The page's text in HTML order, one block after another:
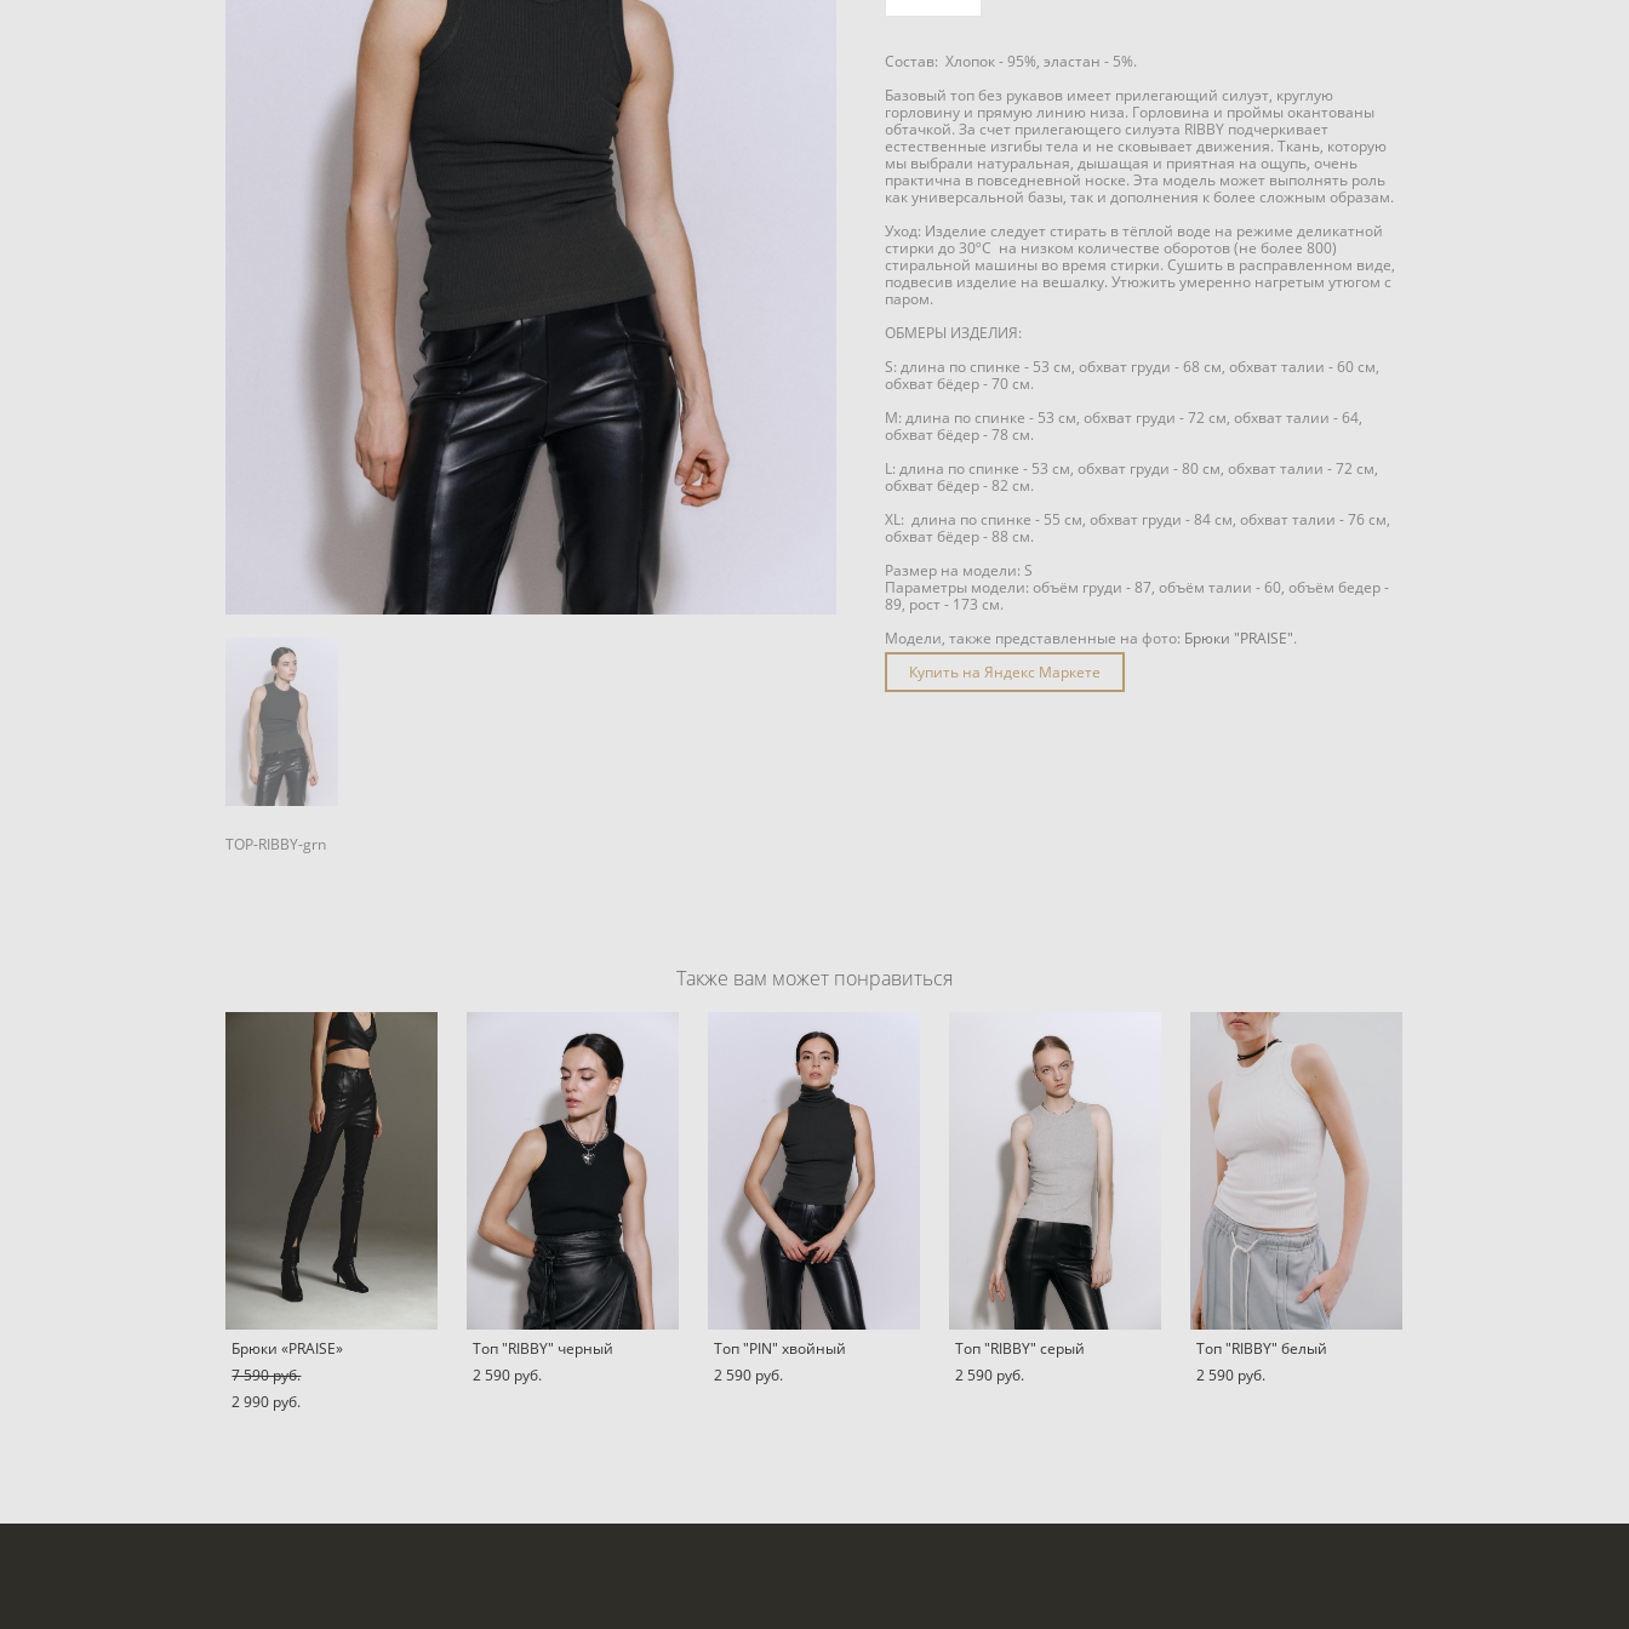
Состав: Хлопок - 95%, эластан - 5%.
Базовый топ без рукавов имеет прилегающий силуэт, круглую
горловину и прямую линию низа. Горловина и проймы окантованы
обтачкой. За счет прилегающего силуэта RIBBY подчеркивает
естественные изгибы тела и не сковывает движения. Ткань, которую
мы выбрали натуральная, дышащая и приятная на ощупь, очень
практична в повседневной носке. Эта модель может выполнять роль
как универсальной базы, так и дополнения к более сложным образам.
Уход: Изделие следует стирать в тёплой воде на режиме деликатной
стирки до 30ºC на низком количестве оборотов (не более 800)
стиральной машины во время стирки. Сушить в расправленном виде,
подвесив изделие на вешалку. Утюжить умеренно нагретым утюгом с
паром.
ОБМЕРЫ ИЗДЕЛИЯ:
S: длина по спинке - 53 см, обхват груди - 68 см, обхват талии - 60 см,
обхват бёдер - 70 см.
M: длина по спинке - 53 см, обхват груди - 72 см, обхват талии - 64,
обхват бёдер - 78 см.
L: длина по спинке - 53 см, обхват груди - 80 см, обхват талии - 72 см,
обхват бёдер - 82 см.
XL: длина по спинке - 55 см, обхват груди - 84 см, обхват талии - 76 см,
обхват бёдер - 88 см.
Размер на модели: S
Параметры модели: объём груди - 87, объём талии - 60, объём бедер -
89, рост - 173 см.
Модели, также представленные на фото: Брюки "PRAISE".
Купить на Яндекс Маркете
TOP-RIBBY-grn
Также вам может понравиться
Брюки «PRAISE»
7 590 pуб.
2 990 pуб.
Топ "RIBBY" черный
2 590 pуб.
Топ "PIN" хвойный
2 590 pуб.
Топ "RIBBY" серый
2 590 pуб.
Топ "RIBBY" белый
2 590 pуб.